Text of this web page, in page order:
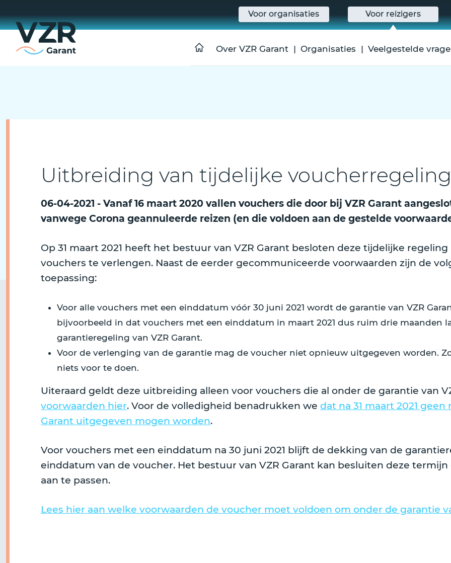
Voor organisaties Voor reizigers
Over VZR Garant Organisaties Veelgestelde
Uitbreiding van tijdelijke voucherregeling
06-04-2021 - Vanaf 16 maart 2020 vallen vouchers die door bij VZR Garant
vanwege Corona geannuleerde reizen (en die voldoen aan de gestelde
Op 31 maart 2021 heeft het bestuur van VZR Garant besloten deze tijdelijke
vouchers te verlengen. Naast de eerder gecommuniceerde voorwaarden zijn de
toepassing:
Voor alle vouchers met een einddatum vóór 30 juni 2021 wordt de garantie van VZR
bijvoorbeeld in dat vouchers met een einddatum in maart 2021 dus ruim drie maanden
garantieregeling van VZR Garant.
Voor de verlenging van de garantie mag de voucher niet opnieuw uitgegeven worden.
niets voor te doen.
Uiteraard geldt deze uitbreiding alleen voor vouchers die al onder de garantie van
voorwaarden hier. Voor de volledigheid benadrukken we dat na 31 maart 2021
Garant uitgegeven mogen worden.
Voor vouchers met een einddatum na 30 juni 2021 blijft de dekking van de
einddatum van de voucher. Het bestuur van VZR Garant kan besluiten deze
aan te passen.
Lees hier aan welke voorwaarden de voucher moet voldoen om onder de garantie